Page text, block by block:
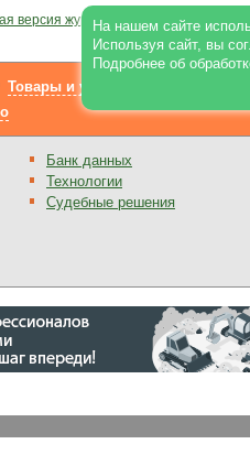
На нашем сайте
Используя сайт, вы
Подробнее об
версия журнала |Отзывы|Реклама
Товары и услуги
Банк данных
Технологии
Судебные решения